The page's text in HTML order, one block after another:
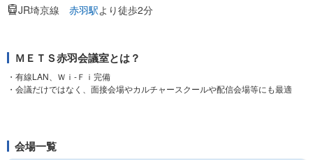
JR埼京線 赤羽駅より徒歩2分
ＭＥＴＳ赤羽会議室とは？
・有線LAN、Ｗｉ-Ｆｉ完備
・会議だけではなく、面接会場やカルチャースクールや配信会場等にも最適
会場一覧